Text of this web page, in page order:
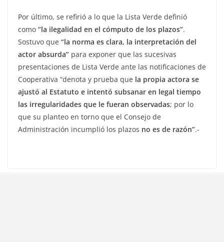
Por último, se refirió a lo que la Lista Verde definió
como “la ilegalidad en el cómputo de los plazos”.
Sostuvo que “la norma es clara, la interpretación del
actor absurda” para exponer que las sucesivas
presentaciones de Lista Verde ante las notificaciones de
Cooperativa “denota y prueba que la propia actora se
ajustó al Estatuto e intentó subsanar en legal tiempo
las irregularidades que le fueran observadas; por lo
que su planteo en torno que el Consejo de
Administración incumplió los plazos no es de razón”.-